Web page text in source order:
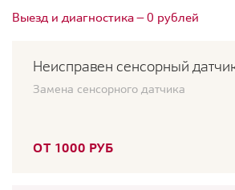
Выезд и диагностика — 0 рублей
Неисправен сенсорный
Замена сенсорного датчика
ОТ 1000 РУБ